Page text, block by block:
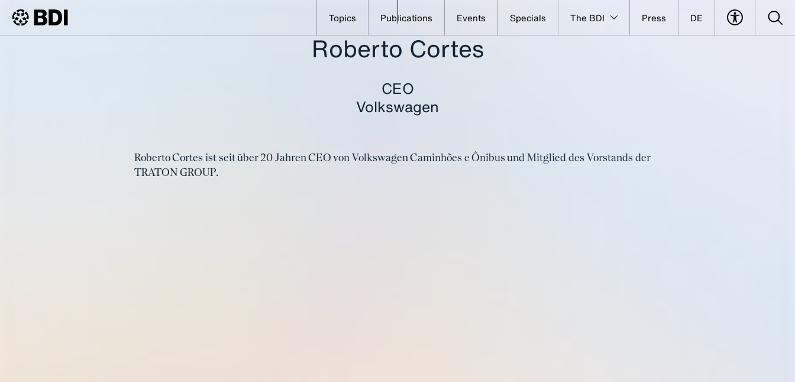
Topics Publications Events Specials The BDI Press DE
Alle Speaker im Überblick Cortes, Roberto
Roberto Cortes
CEO
Volkswagen
Roberto Cortes ist seit über 20 Jahren CEO von Volkswagen Caminhões e Ônibus und Mitglied des Vorstands der
TRATON GROUP.